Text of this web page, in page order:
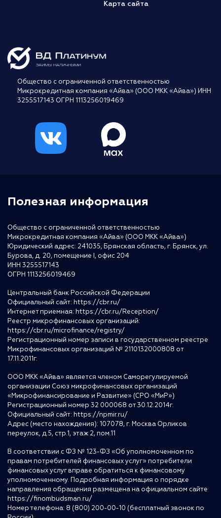
Карта сайта
Общество с ограниченной ответственностью
Микрокредитная компания «Айва» (ООО МКК «Айва») ИНН
3255517143 ОГРН 1113256019469
Полезная информация
Общество с ограниченной ответственностью
Микрокредитная компания «Айва» (ООО МКК «Айва»)
Юридический адрес: 241035, Брянская область, г. Брянск, ул.
Бурова, д. 20, помещение I, офис 204
ИНН 3255517143
ОГРН 1113256019469
Центральный банк Российской Федерации
Официальный сайт: https://cbr.ru/
Интернет приемная: https://cbr.ru/Reception/
Реестр микрофинансовых организаций:
https://cbr.ru/microfinance/registry/
Регистрационный номер записи в государственном реестре
Микрофинансовых организаций № 2110132000808 от
17.11.2011г.
ООО МКК «Айва» является членом Саморегулируемой
организации Союз микрофинансовых организаций
«Микрофинансирование и Развитие» (СРО «МиР»)
Регистрационный номер 32 000068 от 30.12.2014г.
Официальный сайт: https://npmir.ru/
Адрес (место нахождения): 107078, г. Москва Орликов
переулок, д.5, стр.1, этаж 2, пом.11
В соответствии с ФЗ № 123-ФЗ «Об уполномоченном по
правам потребителей финансовых услуг» потребители
финансовых услуг вправе обратиться к финансовому
уполномоченному. Подробная информация о порядке
направления обращения размещена на официальном сайте
https://finombudsman.ru/
Номер телефона: 8 (800) 200-00-10 (бесплатный звонок по